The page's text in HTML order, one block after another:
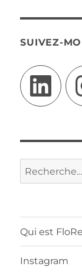
SUIVEZ-
LinkedIn
Recherche
pour :
Qui est
Instagram